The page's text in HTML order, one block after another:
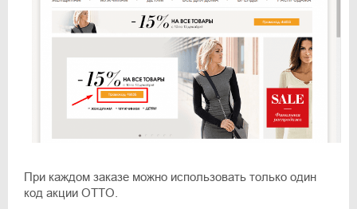
При каждом заказе можно использовать только один
код акции OTTO.